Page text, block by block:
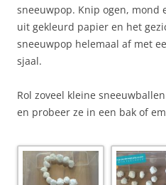
sneeuwpop. Knip ogen, mond
uit gekleurd papier en het
sneeuwpop helemaal af met
sjaal.
Rol zoveel kleine
en probeer ze in een bak of